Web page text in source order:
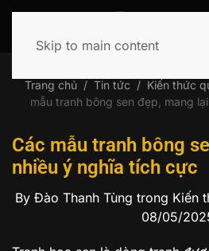
Skip to main content
Tìm
Trang chủ Tin tức Kiến thức
mẫu tranh bông sen đẹp, mang
Các mẫu tranh bông
nhiều ý nghĩa tích cực
By Đào Thanh Tùng trong Kiến
08/05/